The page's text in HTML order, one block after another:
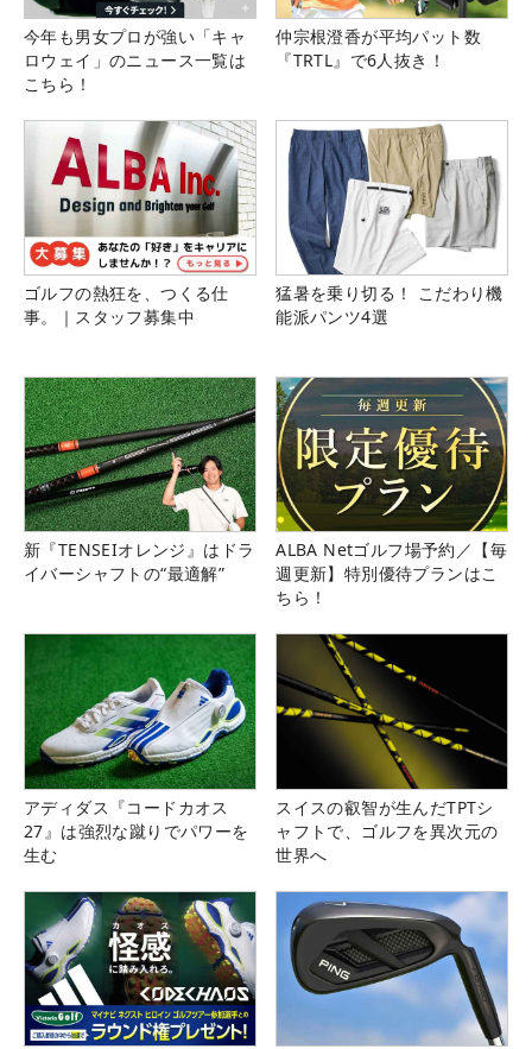
今年も男女プロが強い「キャ
ロウェイ」のニュース一覧は
こちら！
仲宗根澄香が平均パット数
『TRTL』で6人抜き！
ゴルフの熱狂を、つくる仕
事。｜スタッフ募集中
猛暑を乗り切る！ こだわり機
能派パンツ4選
新『TENSEIオレンジ』はドラ
イバーシャフトの“最適解”
ALBA Netゴルフ場予約／【毎
週更新】特別優待プランはこ
ちら！
アディダス『コードカオス
27』は強烈な蹴りでパワーを
生む
スイスの叡智が生んだTPTシ
ャフトで、ゴルフを異次元の
世界へ